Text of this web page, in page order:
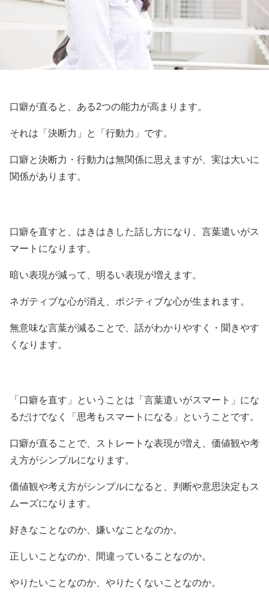
口癖が直ると、ある2つの能力が高まります。
それは「決断力」と「行動力」です。
口癖と決断力・行動力は無関係に思えますが、実は大いに
関係があります。
口癖を直すと、はきはきした話し方になり、言葉遣いがス
マートになります。
暗い表現が減って、明るい表現が増えます。
ネガティブな心が消え、ポジティブな心が生まれます。
無意味な言葉が減ることで、話がわかりやすく・聞きやす
くなります。
「口癖を直す」ということは「言葉遣いがスマート」にな
るだけでなく「思考もスマートになる」ということです。
口癖が直ることで、ストレートな表現が増え、価値観や考
え方がシンプルになります。
価値観や考え方がシンプルになると、判断や意思決定もス
ムーズになります。
好きなことなのか、嫌いなことなのか。
正しいことなのか、間違っていることなのか。
やりたいことなのか、やりたくないことなのか。